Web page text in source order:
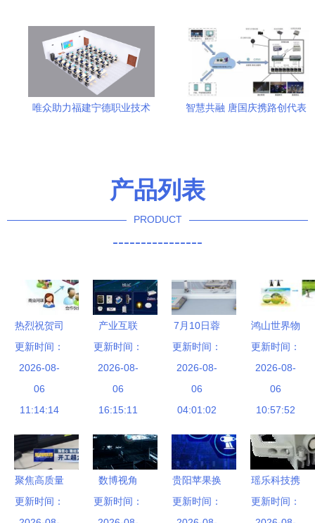
唯众助力福建宁德职业技术
智慧共融 唐国庆携路创代表
产品列表
PRODUCT
----------------
热烈祝贺司
南物联成为
中山首家物
联网行业贯
标企业
更新时间：
2026-08-
06
11:14:14
产业互联
网“中场战
事” HBAT
理想国与物
联网技术研
辑
更新时间：
2026-08-
06
16:15:11
7月10日蓉
城盛启 电
子信息产业
峰会聚焦物
联网技术新
更新时间：
2026-08-
06
04:01:02
鸿山世界物
联网大赛
托普云农深
耕现代农业
的物联网技
更新时间：
2026-08-
06
10:57:52
聚焦高质量
发展，山推
更新时间：
数博视角
探寻先河环
更新时间：
贵阳苹果换
电池预约与
更新时间：
瑶乐科技携
物联网创新
更新时间：